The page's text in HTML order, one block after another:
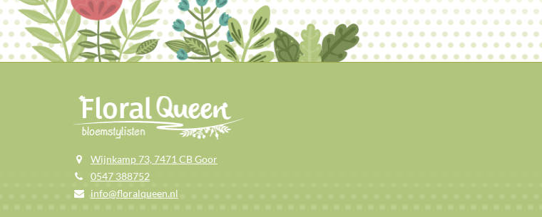
Wijnkamp 73, 7471 CB Goor
0547 388752
info@floralqueen.nl